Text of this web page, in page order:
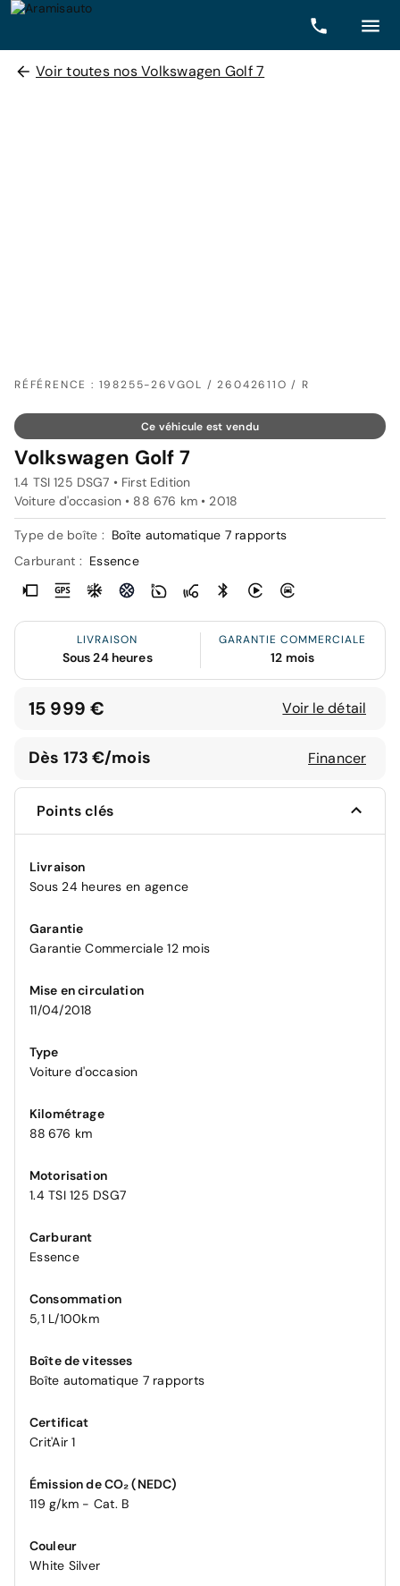
Voir toutes nos Volkswagen Golf 7
RÉFÉRENCE : 198255-26VGOL / 26042611O / R
Ce véhicule est vendu
Volkswagen Golf 7
1.4 TSI 125 DSG7 • First Edition
Voiture d'occasion • 88 676 km • 2018
Type de boîte : Boîte automatique 7 rapports
Carburant : Essence
LIVRAISON
Sous 24 heures
GARANTIE COMMERCIALE
12 mois
15 999 € Voir le détail
Dès 173 €/mois Financer
Points clés
Livraison
Sous 24 heures en agence
Garantie
Garantie Commerciale 12 mois
Mise en circulation
11/04/2018
Type
Voiture d'occasion
Kilométrage
88 676 km
Motorisation
1.4 TSI 125 DSG7
Carburant
Essence
Consommation
5,1 L/100km
Boîte de vitesses
Boîte automatique 7 rapports
Certificat
Crit'Air 1
Émission de CO₂ (NEDC)
119 g/km - Cat. B
Couleur
White Silver